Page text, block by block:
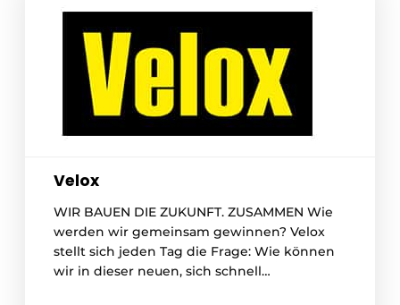
Velox
WIR BAUEN DIE ZUKUNFT. ZUSAMMEN Wie
werden wir gemeinsam gewinnen? Velox
stellt sich jeden Tag die Frage: Wie können
wir in dieser neuen, sich schnell